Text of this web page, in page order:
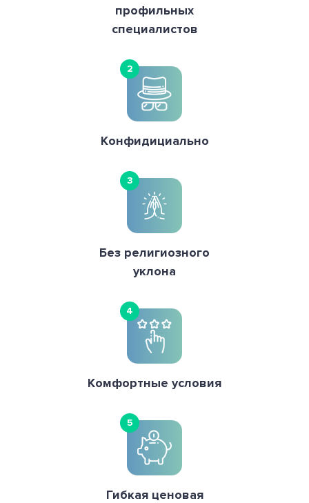
профильных
специалистов
2
Конфидициально
3
Без религиозного
уклона
4
Комфортные условия
5
Гибкая ценовая